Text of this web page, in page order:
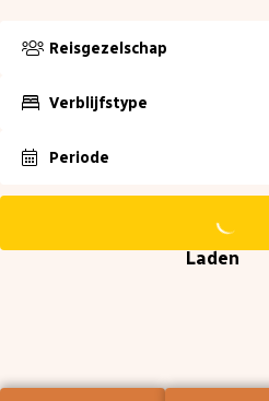
Reisgezelschap
Verblijfstype
Periode
Laden